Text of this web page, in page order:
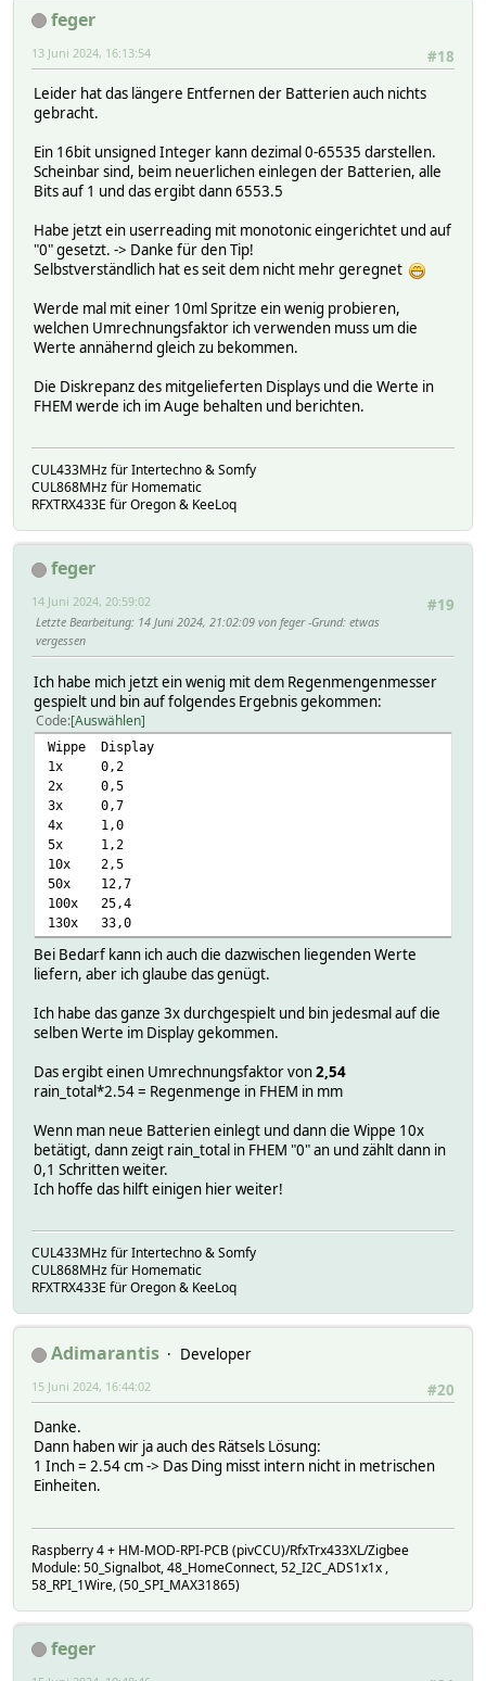
feger
#18
13 Juni 2024, 16:13:54
Leider hat das längere Entfernen der Batterien auch nichts
gebracht.
Ein 16bit unsigned Integer kann dezimal 0-65535 darstellen.
Scheinbar sind, beim neuerlichen einlegen der Batterien, alle
Bits auf 1 und das ergibt dann 6553.5
Habe jetzt ein userreading mit monotonic eingerichtet und auf
"0" gesetzt. -> Danke für den Tip!
Selbstverständlich hat es seit dem nicht mehr geregnet
Werde mal mit einer 10ml Spritze ein wenig probieren,
welchen Umrechnungsfaktor ich verwenden muss um die
Werte annähernd gleich zu bekommen.
Die Diskrepanz des mitgelieferten Displays und die Werte in
FHEM werde ich im Auge behalten und berichten.
CUL433MHz für Intertechno & Somfy
CUL868MHz für Homematic
RFXTRX433E für Oregon & KeeLoq
feger
#19
14 Juni 2024, 20:59:02
Letzte Bearbeitung: 14 Juni 2024, 21:02:09 von feger Grund: etwas
vergessen
Ich habe mich jetzt ein wenig mit dem Regenmengenmesser
gespielt und bin auf folgendes Ergebnis gekommen:
Code Auswählen
Wippe Display
1x 0,2
2x 0,5
3x 0,7
4x 1,0
5x 1,2
10x 2,5
50x 12,7
100x 25,4
130x 33,0
Bei Bedarf kann ich auch die dazwischen liegenden Werte
liefern, aber ich glaube das genügt.
Ich habe das ganze 3x durchgespielt und bin jedesmal auf die
selben Werte im Display gekommen.
Das ergibt einen Umrechnungsfaktor von2,54
rain_total*2.54 = Regenmenge in FHEM in mm
Wenn man neue Batterien einlegt und dann die Wippe 10x
betätigt, dann zeigt rain_total in FHEM "0" an und zählt dann in
0,1 Schritten weiter.
Ich hoffe das hilft einigen hier weiter!
CUL433MHz für Intertechno & Somfy
CUL868MHz für Homematic
RFXTRX433E für Oregon & KeeLoq
Adimarantis
Developer
#20
15 Juni 2024, 16:44:02
Danke.
Dann haben wir ja auch des Rätsels Lösung:
1 Inch = 2.54 cm -> Das Ding misst intern nicht in metrischen
Einheiten.
Raspberry 4 + HM-MOD-RPI-PCB (pivCCU)/RfxTrx433XL/Zigbee
Module: 50_Signalbot, 48_HomeConnect, 52_I2C_ADS1x1x ,
58_RPI_1Wire, (50_SPI_MAX31865)
feger